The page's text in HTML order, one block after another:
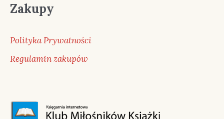
Zakupy
Polityka Prywatności
Regulamin zakupów